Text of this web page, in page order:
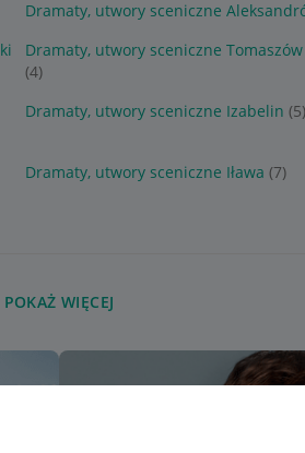
Dramaty, utwory sceniczne
Dramaty, utwory sceniczne
(4)
Dramaty, utwory sceniczne Izabelin (5)
Dramaty, utwory sceniczne Iława (7)
POKAŻ WIĘCEJ